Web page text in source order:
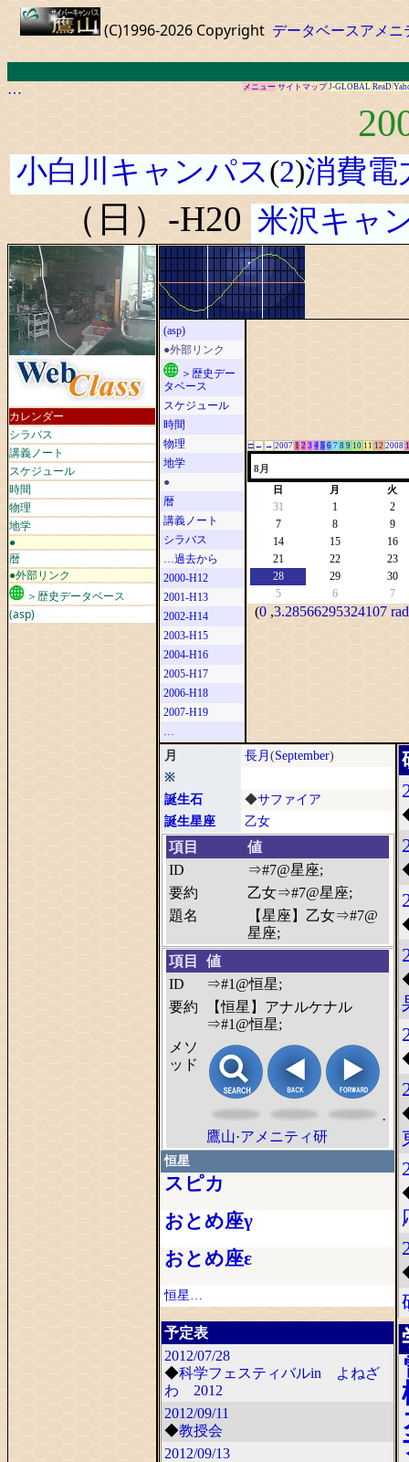
(C)1996-2026 Copyright データベースアメニ
… メニュー サイトマップ J-GLOBAL ReaD
小白川キャンパス(2)消費電
（日）-H20 米沢キャ
カレンダー
シラバス
講義ノート
スケジュール
時間
物理
地学
●
暦
●外部リンク
＞歴史データベース
(asp)
(asp)
●外部リンク
＞歴史デー
タベース
スケジュール
時間
物理
地学
●
暦
講義ノート
シラバス
…過去から
2000-H12
2001-H13
2002-H14
2003-H15
2004-H16
2005-H17
2006-H18
2007-H19
…
□ ← → 2007 1 2 3 4 5 6 7 8 9 10 11 12 2008 1
8月
日 月 火
31 1
2
7
8
9
14
15
16
21
22
23
28
29
30
5
6 7
(0 ,3.28566295324107 rad
月 長月 (September)
※
誕生石
◆サファイア
誕生星座
乙女
項目
値
ID
⇒#7@星座;
要約
乙女⇒#7@星座;
題名
【星座】乙女⇒#7@
星座;
項目
値
ID
⇒#1@恒星;
要約
【恒星】アナルケナル
⇒#1@恒星;
メソ
ッド
·
鷹山·アメニティ研
恒星
スピカ
おとめ座γ
おとめ座ε
恒星…
予定表
2012/07/28
◆科学フェスティバルin よねざ
わ 2012
2012/09/11
◆教授会
2012/09/13